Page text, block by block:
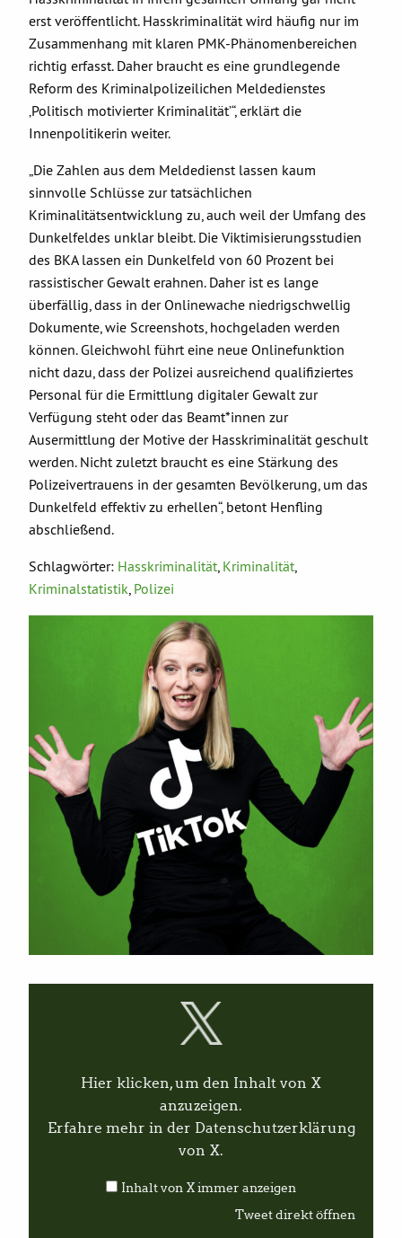
erst veröffentlicht. Hasskriminalität wird häufig nur im
Zusammenhang mit klaren PMK-Phänomenbereichen
richtig erfasst. Daher braucht es eine grundlegende
Reform des Kriminalpolizeilichen Meldedienstes
‚Politisch motivierter Kriminalität’“, erklärt die
Innenpolitikerin weiter.
„Die Zahlen aus dem Meldedienst lassen kaum
sinnvolle Schlüsse zur tatsächlichen
Kriminalitätsentwicklung zu, auch weil der Umfang des
Dunkelfeldes unklar bleibt. Die Viktimisierungsstudien
des BKA lassen ein Dunkelfeld von 60 Prozent bei
rassistischer Gewalt erahnen. Daher ist es lange
überfällig, dass in der Onlinewache niedrigschwellig
Dokumente, wie Screenshots, hochgeladen werden
können. Gleichwohl führt eine neue Onlinefunktion
nicht dazu, dass der Polizei ausreichend qualifiziertes
Personal für die Ermittlung digitaler Gewalt zur
Verfügung steht oder das Beamt*innen zur
Ausermittlung der Motive der Hasskriminalität geschult
werden. Nicht zuletzt braucht es eine Stärkung des
Polizeivertrauens in der gesamten Bevölkerung, um das
Dunkelfeld effektiv zu erhellen“, betont Henfling
abschließend.
Schlagwörter: Hasskriminalität, Kriminalität,
Kriminalstatistik, Polizei
Hier klicken, um den Inhalt von X
anzuzeigen.
Erfahre mehr in der Datenschutzerklärung
von X.
Inhalt von X immer anzeigen
Tweet direkt öffnen